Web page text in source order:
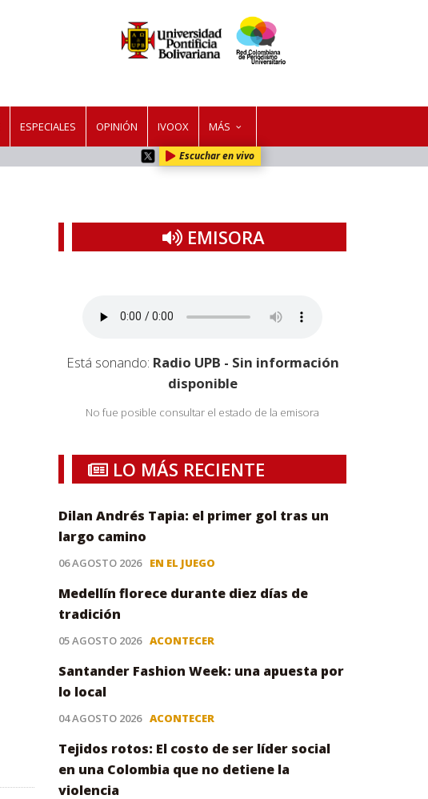
ESPECIALES OPINIÓN IVOOX MÁS
Escuchar en vivo
EMISORA
Está sonando: Radio UPB - Sin información
disponible
No fue posible consultar el estado de la emisora
LO MÁS RECIENTE
Dilan Andrés Tapia: el primer gol tras un
largo camino
06 AGOSTO 2026 EN EL JUEGO
Medellín florece durante diez días de
tradición
05 AGOSTO 2026 ACONTECER
Santander Fashion Week: una apuesta por
lo local
04 AGOSTO 2026 ACONTECER
Tejidos rotos: El costo de ser líder social
en una Colombia que no detiene la
violencia